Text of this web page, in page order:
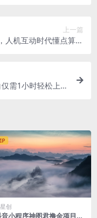
上一篇
人机互动时代懂点算法
需1小时轻松上手
星创
小程序神图君撸金项目，